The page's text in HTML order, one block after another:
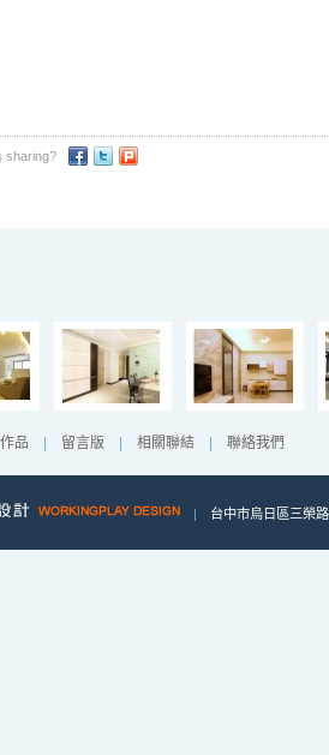
sharing?
品 留言版 相關聯結 聯絡我們
| 台中市烏日區三榮